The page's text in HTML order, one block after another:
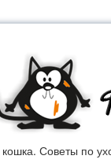
кошка. Советы по